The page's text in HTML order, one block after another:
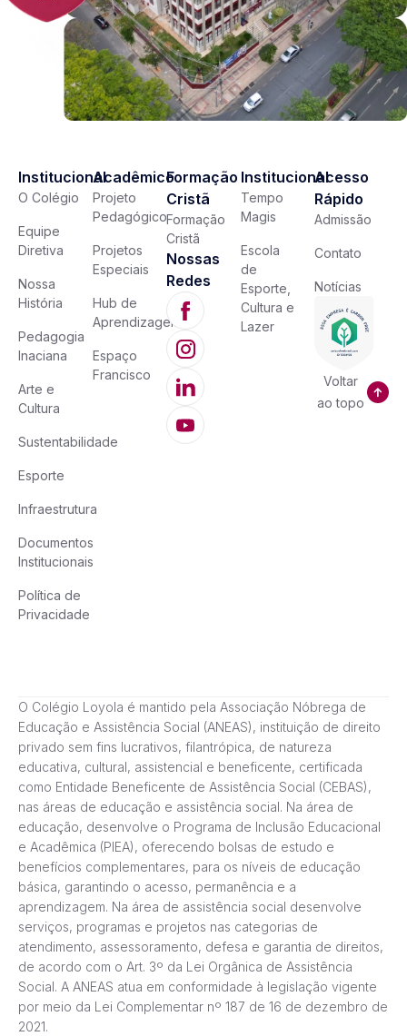
Institucional
O Colégio
Equipe
Diretiva
Nossa
História
Pedagogia
Inaciana
Arte e
Cultura
Sustentabilidade
Esporte
Infraestrutura
Documentos
Institucionais
Política de
Privacidade
Acadêmico
Projeto
Pedagógico
Projetos
Especiais
Hub de
Aprendizagem
Espaço
Francisco
Formação
Cristã
Formação
Cristã
Nossas
Redes
Institucional
Tempo
Magis
Escola
de
Esporte,
Cultura e
Lazer
Acesso
Rápido
Admissão
Contato
Notícias
Voltar
ao topo
O Colégio Loyola é mantido pela Associação Nóbrega de
Educação e Assistência Social (ANEAS), instituição de direito
privado sem fins lucrativos, filantrópica, de natureza
educativa, cultural, assistencial e beneficente, certificada
como Entidade Beneficente de Assistência Social (CEBAS),
nas áreas de educação e assistência social. Na área de
educação, desenvolve o Programa de Inclusão Educacional
e Acadêmica (PIEA), oferecendo bolsas de estudo e
benefícios complementares, para os níveis de educação
básica, garantindo o acesso, permanência e a
aprendizagem. Na área de assistência social desenvolve
serviços, programas e projetos nas categorias de
atendimento, assessoramento, defesa e garantia de direitos,
de acordo com o Art. 3º da Lei Orgânica de Assistência
Social. A ANEAS atua em conformidade à legislação vigente
por meio da Lei Complementar nº 187 de 16 de dezembro de
2021.